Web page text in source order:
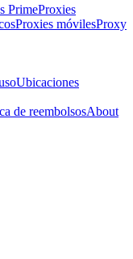
PrimeProxies
Proxies móvilesProxy
Ubicaciones
de reembolsosAbout